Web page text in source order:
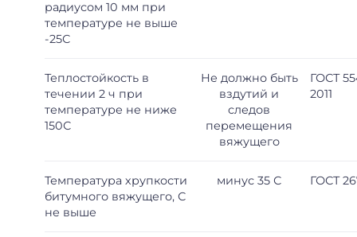
радиусом 10 мм при
температуре не выше
-25С
Теплостойкость в
течении 2 ч при
температуре не ниже
150С
Не должно быть
вздутий и
следов
перемещения
вяжущего
ГОСТ
2011
Температура хрупкости
битумного вяжущего, С
не выше
минус 35 С ГОСТ